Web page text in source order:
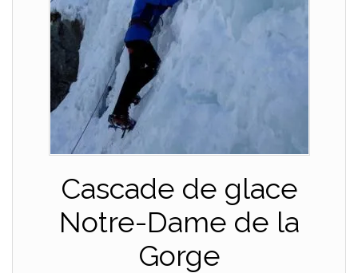
Cascade de glace
Notre-Dame de la
Gorge